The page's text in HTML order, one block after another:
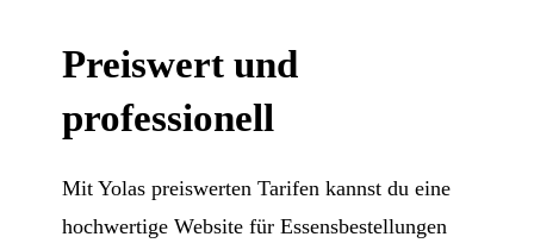
Preiswert und
professionell
Mit Yolas preiswerten Tarifen kannst du eine
hochwertige Website für Essensbestellungen